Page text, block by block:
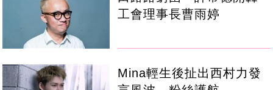
工會理事長曹雨婷
Mina輕生後扯出西村力發